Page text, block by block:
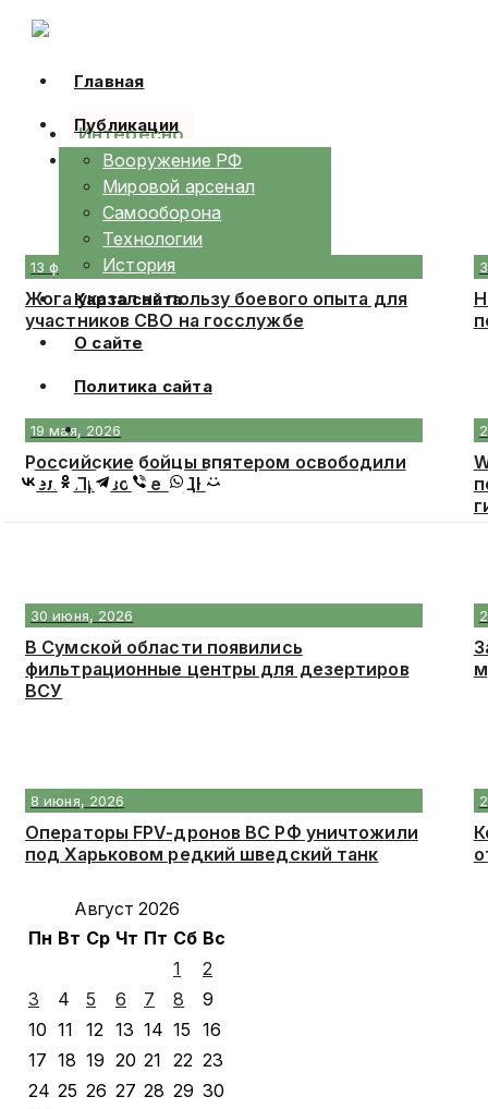
Skip
Главная
Публикации
Вооружение РФ
Мировой арсенал
Самооборона
Технологии
История
Карта сайта
О сайте
Политика сайта
Интересно
Календарь
13 февраля, 2026
Жога указал на пользу боевого опыта для
участников СВО на госслужбе
19 мая, 2026
Российские бойцы впятером освободили
село Приволье в ДНР
30 июня, 2026
В Сумской области появились
фильтрационные центры для дезертиров
ВСУ
8 июня, 2026
Операторы FPV-дронов ВС РФ уничтожили
под Харьковом редкий шведский танк
Август 2026
Пн Вт Ср Чт Пт Сб Вс
1
2
3
4 5 6 7 8
9
10 11 12 13 14 15 16
17 18 19 20 21 22 23
24 25 26 27 28 29 30